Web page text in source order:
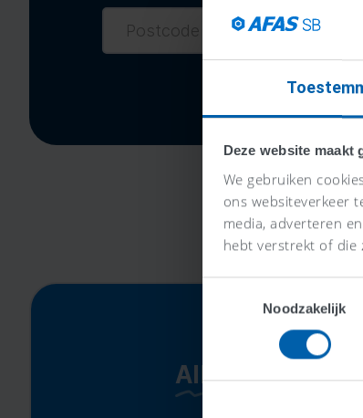
Deze website maakt
We gebruiken
ons websiteverkeer
media, adverteren
hebt verstrekt of die
Toestemmingsselectie
Noodzakelijk
Alles-in-één-